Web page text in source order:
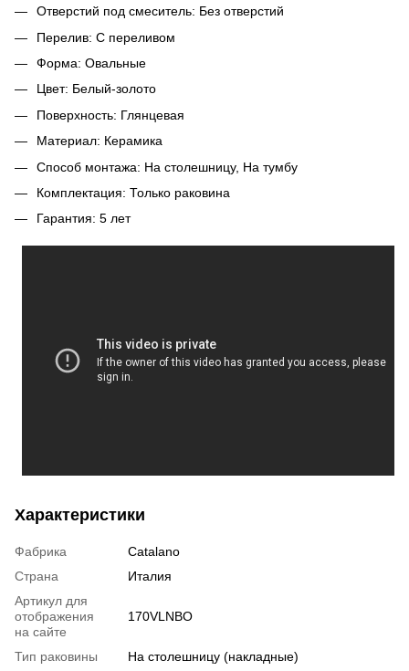
Отверстий под смеситель: Без отверстий
Перелив: С переливом
Форма: Овальные
Цвет: Белый-золото
Поверхность: Глянцевая
Материал: Керамика
Cпособ монтажа: На столешницу, На тумбу
Комплектация: Только раковина
Гарантия: 5 лет
Характеристики
Фабрика
Catalano
Страна
Италия
Артикул для
отображения
на сайте
170VLNBO
Тип раковины
На столешницу (накладные)